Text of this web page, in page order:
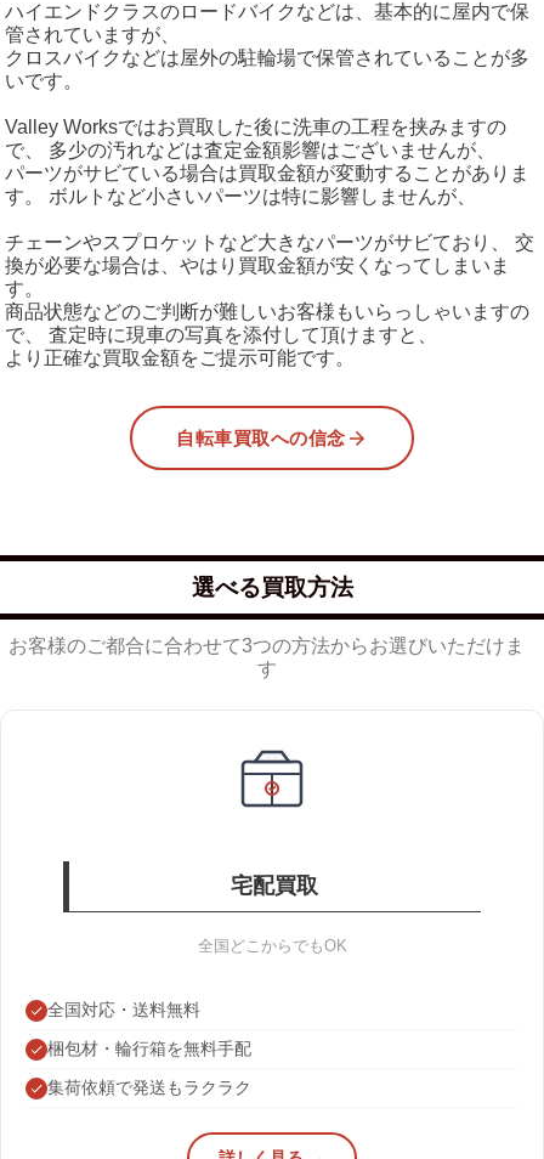
ハイエンドクラスのロードバイクなどは、基本的に屋内で保
管されていますが、
クロスバイクなどは屋外の駐輪場で保管されていることが多
いです。
Valley Worksではお買取した後に洗車の工程を挟みますの
で、 多少の汚れなどは査定金額影響はございませんが、
パーツがサビている場合は買取金額が変動することがありま
す。 ボルトなど小さいパーツは特に影響しませんが、
チェーンやスプロケットなど大きなパーツがサビており、 交
換が必要な場合は、やはり買取金額が安くなってしまいま
す。
商品状態などのご判断が難しいお客様もいらっしゃいますの
で、 査定時に現車の写真を添付して頂けますと、
より正確な買取金額をご提示可能です。
自転車買取への信念
選べる買取方法
お客様のご都合に合わせて3つの方法からお選びいただけま
す
宅配買取
全国どこからでもOK
全国対応・送料無料
梱包材・輪行箱を無料手配
集荷依頼で発送もラクラク